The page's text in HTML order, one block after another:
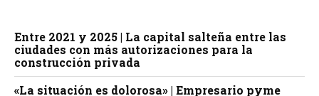
Entre 2021 y 2025 | La capital salteña entre las
ciudades con más autorizaciones para la
construcción privada
«La situación es dolorosa» | Empresario pyme